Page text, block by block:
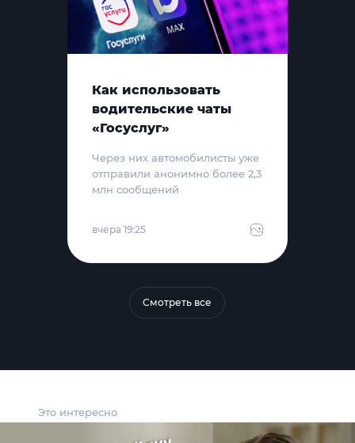
Это интересно
Как использовать
водительские чаты
«Госуслуг»
Через них автомобилисты уже
отправили анонимно более 2,3
млн сообщений
вчера 19:25
Смотреть все